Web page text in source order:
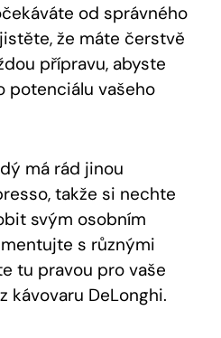
od správného
že máte čerstvě
přípravu, abyste
potenciálu vašeho
má rád jinou
takže si nechte
svým osobním
s různými
tu pravou pro vaše
kávovaru DeLonghi.